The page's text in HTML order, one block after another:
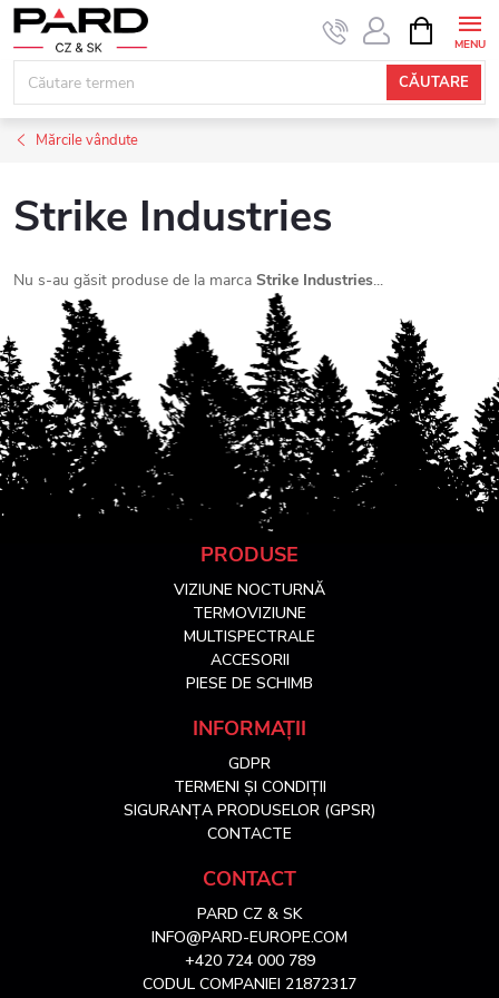
Treci
conținut
CĂUTARE
COŞ
DE
Mărcile vândute
Strike Industries
Nu s-au găsit produse de la marca Strike Industries...
PRODUSE
VIZIUNE NOCTURNĂ
TERMOVIZIUNE
MULTISPECTRALE
ACCESORII
PIESE DE SCHIMB
INFORMAȚII
GDPR
TERMENI ȘI CONDIȚII
SIGURANȚA PRODUSELOR (GPSR)
CONTACTE
CONTACT
PARD CZ & SK
INFO@PARD-EUROPE.COM
+420 724 000 789
CODUL COMPANIEI 21872317